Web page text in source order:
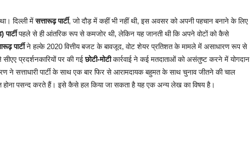
दिल्ली मेंसत्तारूढ़ पार्टी, जो दौड़ में कहीं भी नहीं थी, इस अवसर को अपनी पहचान बनाने के लिए
पहले से ही आंतरिक रूप से कमजोर थी, लेकिन यह जानती थी कि अपने वोटों को कैसे
पार्टीने हल्के 2020 वित्तीय बजट के बावजूद, वोट शेयर प्रतिशत के मामले में असाधारण रूप से
प्रदर्शनकारियों पर की गईछोटी-मोटीकार्रवाई ने कई मतदाताओं को असंतुष्ट करने में योगदान
ने सत्ताधारी पार्टी के साथ एक बार फिर से आरामदायक बहुमत के साथ चुनाव जीतने की चाल
होना पसन्द करते हैं। इसे कैसे हल किया जा सकता है यह एक अन्य लेख का विषय है।